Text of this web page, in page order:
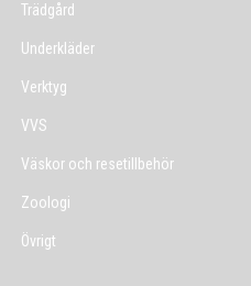
Trädgård
Underkläder
Verktyg
VVS
Väskor och resetillbehör
Zoologi
Övrigt